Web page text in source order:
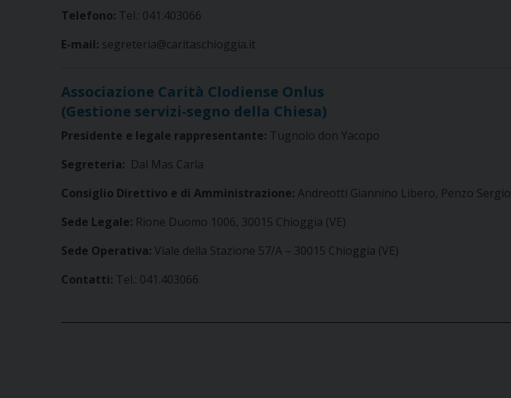
Telefono: Tel.: 041.403066
E-mail: segreteria@caritaschioggia.it
Associazione Carità Clodiense Onlus
(Gestione servizi-segno della Chiesa)
Presidente e legale rappresentante: Tugnolo don Yacopo
Segreteria: Dal Mas Carla
Consiglio Direttivo e di Amministrazione: Andreotti Giannino Libero, Penzo Sergio
Sede Legale: Rione Duomo 1006, 30015 Chioggia (VE)
Sede Operativa: Viale della Stazione 57/A – 30015 Chioggia (VE)
Contatti: Tel.: 041.403066